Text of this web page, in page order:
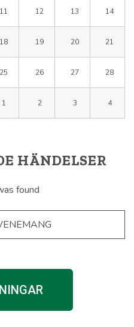
11 12 13 14
18 19 20 21
25 26 27 28
1 2 3 4
HÄNDELSER
found